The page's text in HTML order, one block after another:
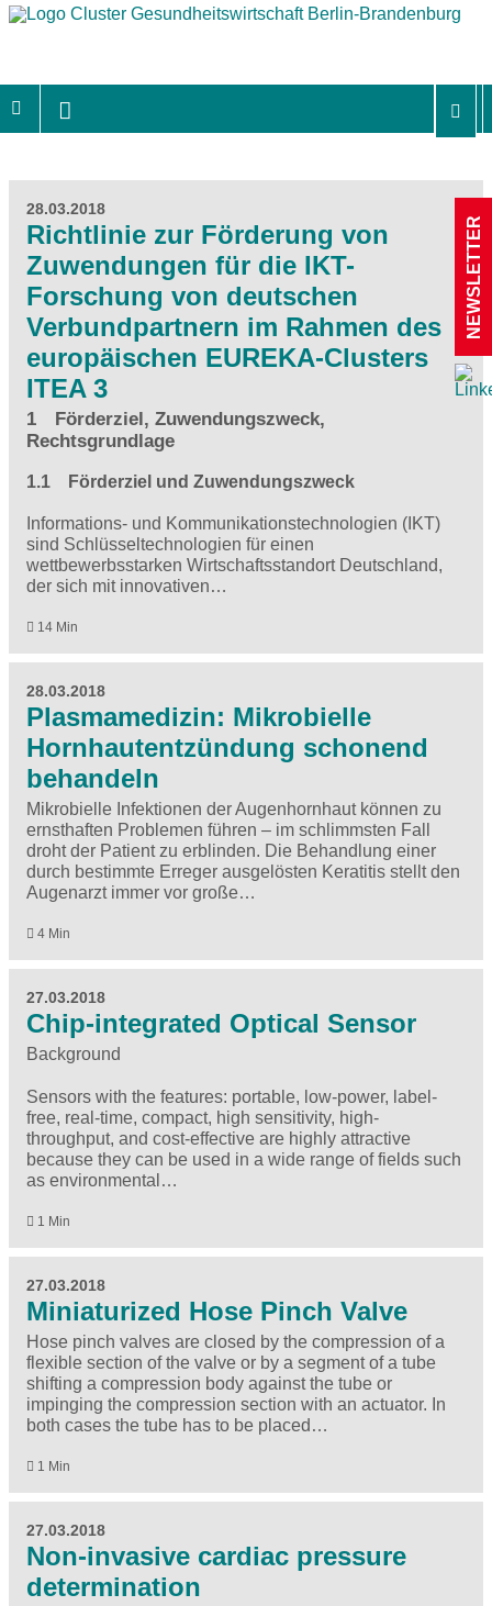
28.03.2018
Richtlinie zur Förderung von
Zuwendungen für die IKT-
Forschung von deutschen
Verbundpartnern im Rahmen des
europäischen EUREKA-Clusters
ITEA 3
1 Förderziel, Zuwendungszweck,
Rechtsgrundlage
1.1 Förderziel und Zuwendungszweck
Informations- und Kommunikationstechnologien (IKT)
sind Schlüsseltechnologien für einen
wettbewerbsstarken Wirtschaftsstandort Deutschland,
der sich mit innovativen…
14 Min
28.03.2018
Plasmamedizin: Mikrobielle
Hornhautentzündung schonend
behandeln
Mikrobielle Infektionen der Augenhornhaut können zu
ernsthaften Problemen führen – im schlimmsten Fall
droht der Patient zu erblinden. Die Behandlung einer
durch bestimmte Erreger ausgelösten Keratitis stellt den
Augenarzt immer vor große…
4 Min
27.03.2018
Chip-integrated Optical Sensor
Background
Sensors with the features: portable, low-power, label-
free, real-time, compact, high sensitivity, high-
throughput, and cost-effective are highly attractive
because they can be used in a wide range of fields such
as environmental…
1 Min
27.03.2018
Miniaturized Hose Pinch Valve
Hose pinch valves are closed by the compression of a
flexible section of the valve or by a segment of a tube
shifting a compression body against the tube or
impinging the compression section with an actuator. In
both cases the tube has to be placed…
1 Min
27.03.2018
Non-invasive cardiac pressure
determination
NEWSLETTER